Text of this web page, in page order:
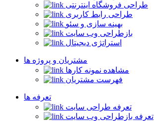
طراحی فروشگاه اینترنتی
طراحی رابط کاربری
بهینه سازی و سئو
بازطراحی وب سایت
استراتژی دیجیتال
مشتریان و پروژه ها
مشاهده نمونه کارها
فهرست مشتریان
تعرفه ها
تعرفه طراحی سایت
تعرفه بازطراحی وب سایت